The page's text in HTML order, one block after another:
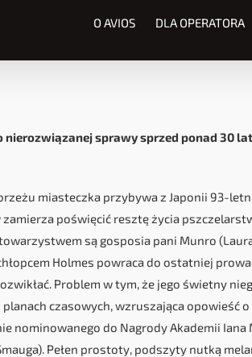
O AVIOS DLA OPERATORA
sprawy sprzed ponad 30
miasteczka przybywa z Japonii 93-
poświęcić resztę życia
są gosposia pani Munro
Holmes powraca do ostatniej
Problem w tym, że jego świetny
czasowych, wzruszająca opowieść
nominowanego do Nagrody Akademii Iana
Pełen prostoty, podszyty nutką